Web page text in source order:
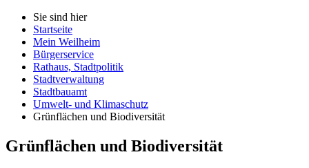
Sie sind hier
Startseite
Mein Weilheim
Bürgerservice
Rathaus, Stadtpolitik
Stadtverwaltung
Stadtbauamt
Umwelt- und Klimaschutz
Grünflächen und Biodiversität
Grünflächen und Biodiversität